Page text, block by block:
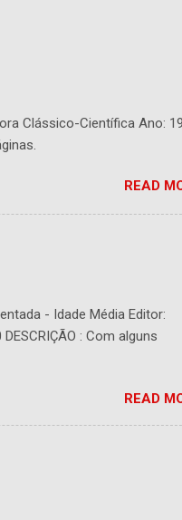
Clássico-Científica Ano:
READ
- Idade Média Editor:
: Com alguns
READ